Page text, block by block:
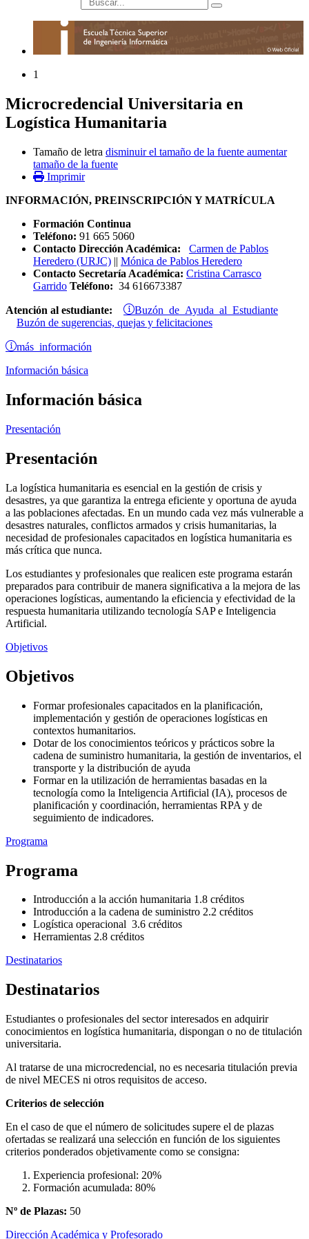
1
Microcredencial Universitaria en
Logística Humanitaria
Tamaño de letra disminuir el tamaño de la fuente aumentar
tamaño de la fuente
Imprimir
INFORMACIÓN, PREINSCRIPCIÓN Y MATRÍCULA
Formación Continua
Teléfono: 91 665 5060
Contacto Dirección Académica:
Carmen de Pablos
Heredero (URJC) || Mónica de Pablos Heredero
Contacto Secretaría Académica: Cristina Carrasco
Garrido Teléfono: 34 616673387
Atención al estudiante: Buzón de Ayuda al Estudiante
Buzón de sugerencias, quejas y felicitaciones
más información
Información básica
Información básica
Presentación
Presentación
La logística humanitaria es esencial en la gestión de crisis y
desastres, ya que garantiza la entrega eficiente y oportuna de ayuda
a las poblaciones afectadas. En un mundo cada vez más vulnerable a
desastres naturales, conflictos armados y crisis humanitarias, la
necesidad de profesionales capacitados en logística humanitaria es
más crítica que nunca.
Los estudiantes y profesionales que realicen este programa estarán
preparados para contribuir de manera significativa a la mejora de las
operaciones logísticas, aumentando la eficiencia y efectividad de la
respuesta humanitaria utilizando tecnología SAP e Inteligencia
Artificial.
Objetivos
Objetivos
Formar profesionales capacitados en la planificación,
implementación y gestión de operaciones logísticas en
contextos humanitarios.
Dotar de los conocimientos teóricos y prácticos sobre la
cadena de suministro humanitaria, la gestión de inventarios, el
transporte y la distribución de ayuda
Formar en la utilización de herramientas basadas en la
tecnología como la Inteligencia Artificial (IA), procesos de
planificación y coordinación, herramientas RPA y de
seguimiento de indicadores.
Programa
Programa
Introducción a la acción humanitaria 1.8 créditos
Introducción a la cadena de suministro 2.2 créditos
Logística operacional 3.6 créditos
Herramientas 2.8 créditos
Destinatarios
Destinatarios
Estudiantes o profesionales del sector interesados en adquirir
conocimientos en logística humanitaria, dispongan o no de titulación
universitaria.
Al tratarse de una microcredencial, no es necesaria titulación previa
de nivel MECES ni otros requisitos de acceso.
Criterios de selección
En el caso de que el número de solicitudes supere el de plazas
ofertadas se realizará una selección en función de los siguientes
criterios ponderados objetivamente como se consigna:
Experiencia profesional: 20%
Formación acumulada: 80%
Nº de Plazas: 50
Dirección Académica y Profesorado